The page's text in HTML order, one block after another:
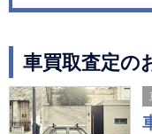
車買取査定の